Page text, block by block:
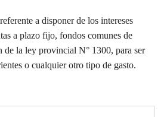
a disponer de los intereses
a plazo fijo, fondos comunes de
de la ley provincial N° 1300, para ser
o cualquier otro tipo de gasto.